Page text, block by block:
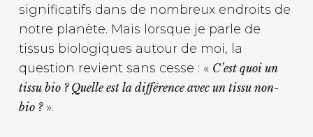
significatifs dans de nombreux endroits de
notre planète. Mais lorsque je parle de
tissus biologiques autour de moi, la
question revient sans cesse : « C’est quoi un
tissu bio ? Quelle est la différence avec un tissu non-
bio ?».